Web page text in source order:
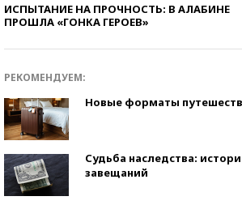
ИСПЫТАНИЕ НА ПРОЧНОСТЬ: В АЛАБИНЕ
ПРОШЛА «ГОНКА ГЕРОЕВ»
РЕКОМЕНДУЕМ:
Новые форматы
Судьба наследства:
завещаний